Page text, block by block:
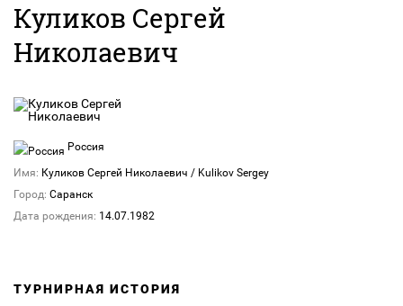
Куликов Сергей
Николаевич
Россия
Имя: Куликов Сергей Николаевич / Kulikov Sergey
Город: Саранск
Дата рождения: 14.07.1982
ТУРНИРНАЯ ИСТОРИЯ